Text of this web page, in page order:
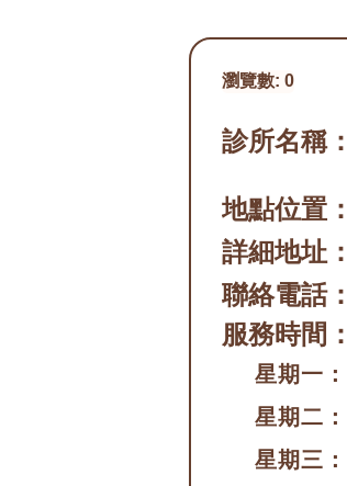
瀏覽數: 0
診所名稱：
地點位置：
詳細地址：
聯絡電話：
服務時間：
星期一：
星期二：
星期三：